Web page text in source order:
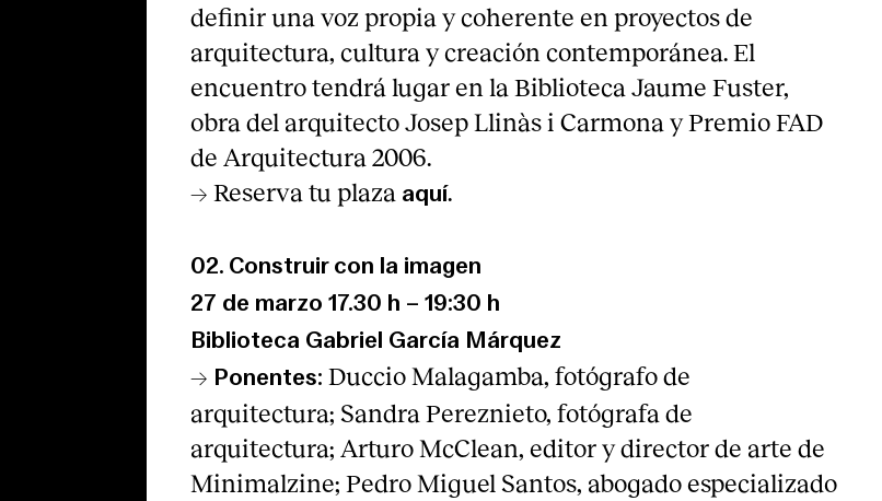
definir una voz propia y coherente en proyectos de
arquitectura, cultura y creación contemporánea. El
encuentro tendrá lugar en la Biblioteca Jaume Fuster,
obra del arquitecto Josep Llinàs i Carmona y Premio FAD
de Arquitectura 2006.
→ Reserva tu plaza aquí.
02. Construir con la imagen
27 de marzo 17.30 h – 19:30 h
Biblioteca Gabriel García Márquez
→ Ponentes: Duccio Malagamba, fotógrafo de
arquitectura; Sandra Pereznieto, fotógrafa de
arquitectura; Arturo McClean, editor y director de arte de
Minimalzine; Pedro Miguel Santos, abogado especializado